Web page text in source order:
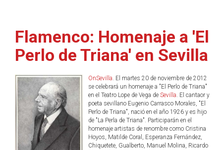
Flamenco: Homenaje a 'El
Perlo de Triana' en Sevilla
OnSevilla. El martes 20 de noviembre de 2012
se celebrará un homenaje a "El Perlo de Triana"
en el Teatro Lope de Vega de Sevilla. El cantaor y
poeta sevillano Eugenio Carrasco Morales, "El
Perlo de Triana", nació en el año 1926 y es hijo
de "La Perla de Triana". Participarán en el
homenaje artistas de renombre como Cristina
Hoyos, Matilde Coral, Esperanza Fernández,
Chiquetete, Gualberto, Manuel Molina, Ricardo